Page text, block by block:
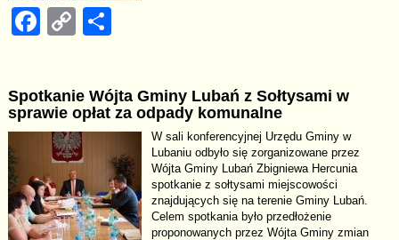
F
e
b
o
o
k
C
y
Li
n
k
e
Spotkanie Wójta Gminy Lubań z Sołtysami w
sprawie opłat za odpady komunalne
W sali konferencyjnej Urzędu Gminy w
Lubaniu odbyło się zorganizowane przez
Wójta Gminy Lubań Zbigniewa Hercunia
spotkanie z sołtysami miejscowości
znajdujących się na terenie Gminy Lubań.
Celem spotkania było przedłożenie
proponowanych przez Wójta Gminy zmian